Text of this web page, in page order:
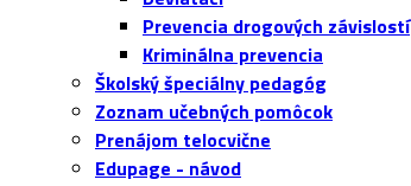
Prevencia drogových závislostí
Kriminálna prevencia
Školský špeciálny pedagóg
Zoznam učebných pomôcok
Prenájom telocvične
Edupage - návod